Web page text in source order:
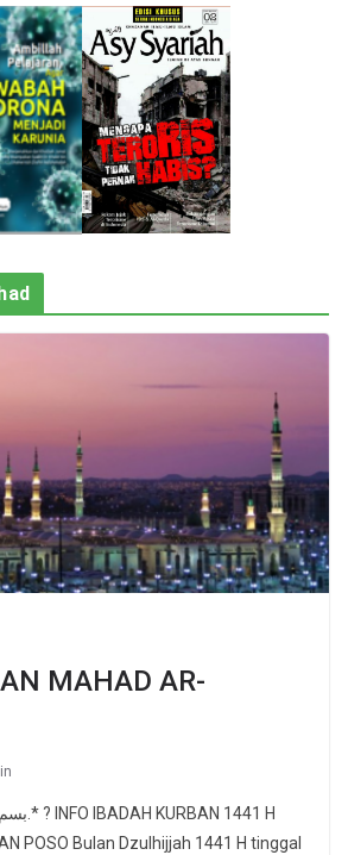
MAHAD AR-
POSO Bulan Dzulhijjah 1441 H tinggal